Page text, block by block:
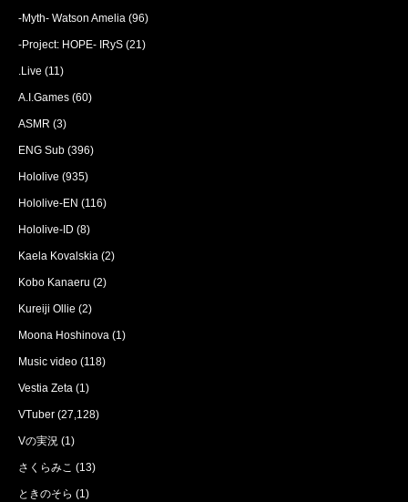
-Myth- Watson Amelia (96)
-Project: HOPE- IRyS (21)
.Live (11)
A.I.Games (60)
ASMR (3)
ENG Sub (396)
Hololive (935)
Hololive-EN (116)
Hololive-ID (8)
Kaela Kovalskia (2)
Kobo Kanaeru (2)
Kureiji Ollie (2)
Moona Hoshinova (1)
Music video (118)
Vestia Zeta (1)
VTuber (27,128)
Vの実況 (1)
さくらみこ (13)
ときのそら (1)